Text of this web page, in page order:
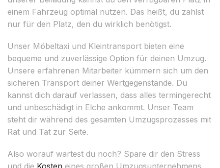
einem Fahrzeug optimal nutzen. Das heißt, du zahlst
nur für den Platz, den du wirklich benötigst.
Unser Möbeltaxi und Kleintransport bieten eine
bequeme und zuverlässige Option für deinen Umzug.
Unsere erfahrenen Mitarbeiter kümmern sich um den
sicheren Transport deiner Wertgegenstände. Du
kannst dich darauf verlassen, dass alles termingerecht
und unbeschädigt in Elche ankommt. Unser Team
steht dir während des gesamten Umzugsprozesses mit
Rat und Tat zur Seite.
Also worauf wartest du noch? Spare dir den Stress
und die Kosten eines großen Umzugsunternehmens